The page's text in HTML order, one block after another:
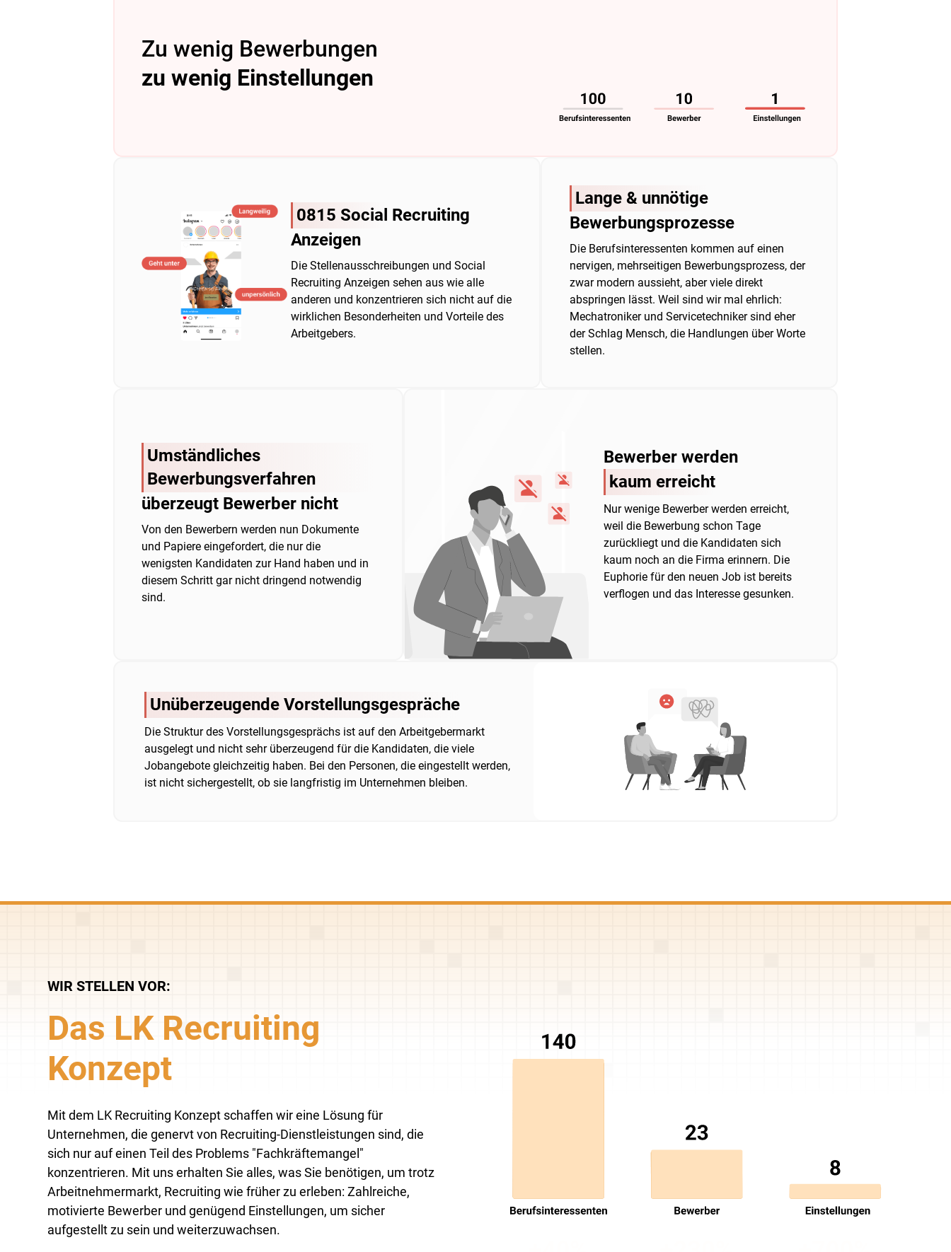
Zu wenig Bewerbungen
zu wenig Einstellungen
0815 Social Recruiting
Anzeigen
Die Stellenausschreibungen und Social
Recruiting Anzeigen sehen aus wie alle
anderen und konzentrieren sich nicht auf die
wirklichen Besonderheiten und Vorteile des
Arbeitgebers.
Lange & unnötige
Bewerbungsprozesse
Die Berufsinteressenten kommen auf einen
nervigen, mehrseitigen Bewerbungsprozess, der
zwar modern aussieht, aber viele direkt
abspringen lässt. Weil sind wir mal ehrlich:
Mechatroniker und Servicetechniker sind eher
der Schlag Mensch, die Handlungen über Worte
stellen.
Umständliches
Bewerbungsverfahren
überzeugt Bewerber nicht
Von den Bewerbern werden nun Dokumente
und Papiere eingefordert, die nur die
wenigsten Kandidaten zur Hand haben und in
diesem Schritt gar nicht dringend notwendig
sind.
Bewerber werden
kaum erreicht
Nur wenige Bewerber werden erreicht,
weil die Bewerbung schon Tage
zurückliegt und die Kandidaten sich
kaum noch an die Firma erinnern. Die
Euphorie für den neuen Job ist bereits
verflogen und das Interesse gesunken.
Unüberzeugende Vorstellungsgespräche
Die Struktur des Vorstellungsgesprächs ist auf den Arbeitgebermarkt
ausgelegt und nicht sehr überzeugend für die Kandidaten, die viele
Jobangebote gleichzeitig haben. Bei den Personen, die eingestellt werden,
ist nicht sichergestellt, ob sie langfristig im Unternehmen bleiben.
WIR STELLEN VOR:
Das LK Recruiting
Konzept
Mit dem LK Recruiting Konzept schaffen wir eine Lösung für
Unternehmen, die genervt von Recruiting-Dienstleistungen sind, die
sich nur auf einen Teil des Problems "Fachkräftemangel"
konzentrieren. Mit uns erhalten Sie alles, was Sie benötigen, um trotz
Arbeitnehmermarkt, Recruiting wie früher zu erleben: Zahlreiche,
motivierte Bewerber und genügend Einstellungen, um sicher
aufgestellt zu sein und weiterzuwachsen.